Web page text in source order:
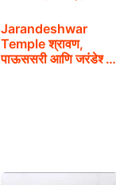
Jarandeshwar
Temple श्रावण,
पाऊससरी आणि जरंडेश्वर